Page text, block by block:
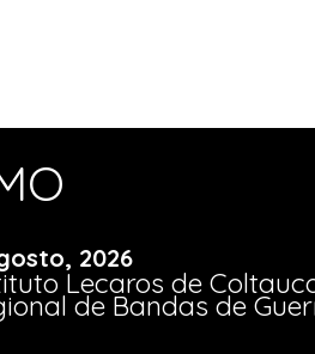
2026
Lecaros de
de Bandas de